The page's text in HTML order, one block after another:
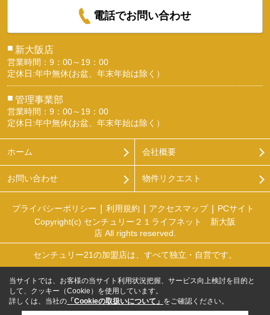
電話でお問い合わせ
■ 新大阪店
営業時間：9：00～19：00
定休日:年中無休(お盆、年末年始は除く）
■ 管理事業部
営業時間：9：00～19：00
定休日:年中無休(お盆、年末年始は除く）
ホーム 会社概要
お問い合わせ 物件リクエスト
プライバシーポリシー 利用規約 アクセスマップ
PCサイト
Copyright(c) センチュリー２１ライフネット 新大阪
店 All rights reserved.
センチュリー21の加盟店は、すべて独立・自営です。
当サイトでは、お客様の当サイト利用状況把握、サービス向上検討を目的と
して、クッキー（Cookie）を使用しています。
詳しくは、当社の 「Cookieの取扱いについて」 をご確認ください。